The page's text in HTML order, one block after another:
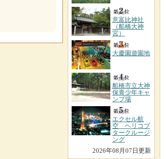
意富比神社
（船橋大神
宮）
大慶園遊園地
船橋市立大神
保青少年キャ
ンプ場
エクセル航
空 ヘリコプ
タークルージ
ング
2026年08月07日更新